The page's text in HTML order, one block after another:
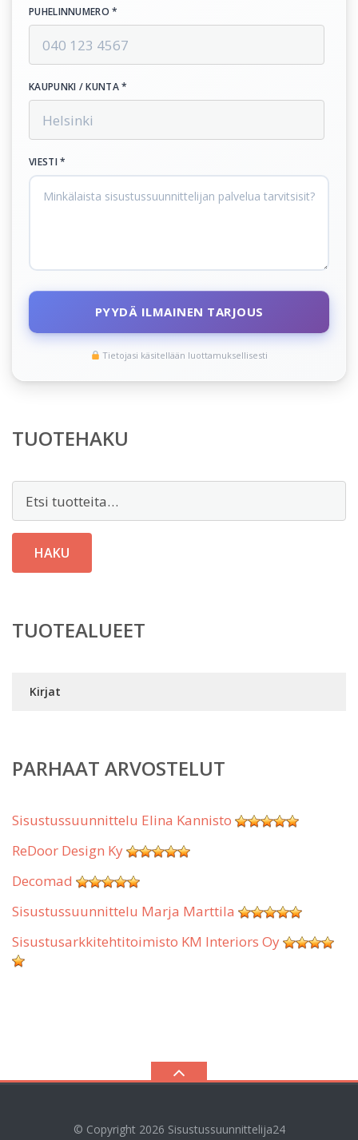
PUHELINNUMERO *
KAUPUNKI / KUNTA *
VIESTI *
PYYDÄ ILMAINEN TARJOUS
Tietojasi käsitellään luottamuksellisesti
TUOTEHAKU
HAKU
TUOTEALUEET
Kirjat
PARHAAT ARVOSTELUT
Sisustussuunnittelu Elina Kannisto
ReDoor Design Ky
Decomad
Sisustussuunnittelu Marja Marttila
Sisustusarkkitehtitoimisto KM Interiors Oy
© Copyright 2026 Sisustussuunnittelija24